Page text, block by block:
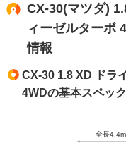
CX-30(マツダ)
ィーゼルターボ
情報
CX-30 1.8 XD ドラ
4WDの基本スペック
全長4.4m